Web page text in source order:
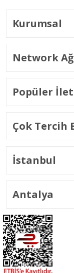
Kurumsal
Network
Popüler
Çok Tercih
İstanbul
Antalya